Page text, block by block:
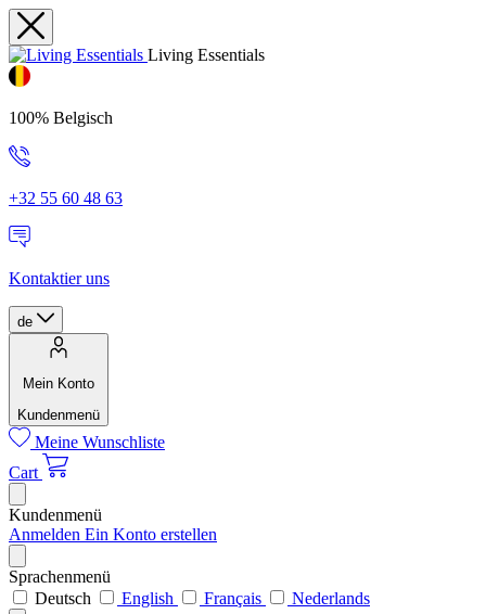
Living Essentials
100% Belgisch
+32 55 60 48 63
Kontaktier uns
de
Mein Konto
Kundenmenü
Meine Wunschliste
Cart
Kundenmenü
Anmelden Ein Konto erstellen
Sprachenmenü
Deutsch
English Français Nederlands